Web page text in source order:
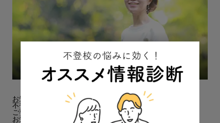
2人のわが子が不登校「なぜ学校へ行かないの？」と母が
たずねない理由
2023.08.28 保護者の体験談
お知らせ
不登校オンラインへのお問い合わせについて
ご要望・ご感想フォームを設置しました！
お知らせ欄を追加しました